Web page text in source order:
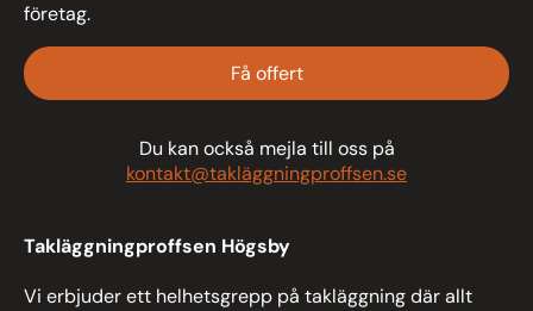
Takläggningproffsen Högsby
Vi erbjuder ett helhetsgrepp på takläggning där allt
företag.
Få offert
Du kan också mejla till oss på
kontakt@takläggningproffsen.se